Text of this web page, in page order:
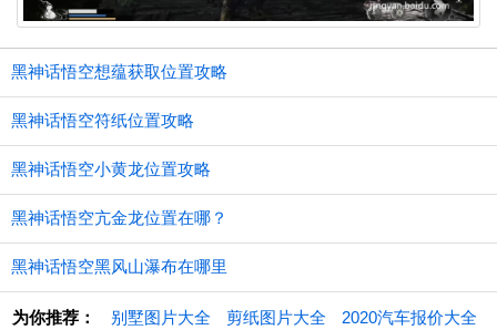
黑神话悟空想蕴获取位置攻略
黑神话悟空符纸位置攻略
黑神话悟空小黄龙位置攻略
黑神话悟空亢金龙位置在哪？
黑神话悟空黑风山瀑布在哪里
为你推荐： 别墅图片大全 剪纸图片大全 2020汽车报价大全